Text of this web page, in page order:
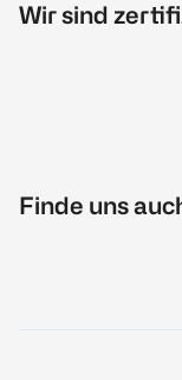
Wir sind
Finde uns